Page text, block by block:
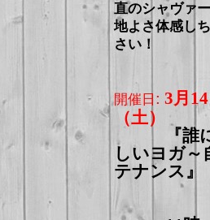
直のシャヴァ
地よさ体感し
さい！
開催日 : 3 月
（土）
『誰に
しいヨガ～
テナンス』